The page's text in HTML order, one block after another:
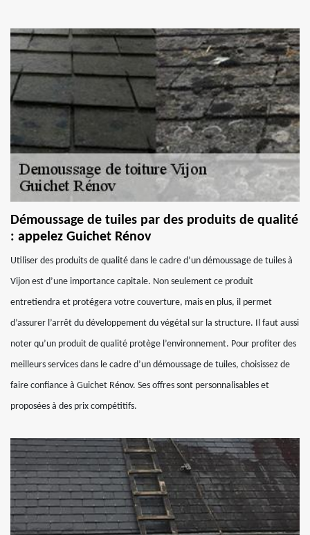
Démoussage de tuiles par des produits de qualité
: appelez Guichet Rénov
Utiliser des produits de qualité dans le cadre d’un démoussage de tuiles à
Vijon est d’une importance capitale. Non seulement ce produit
entretiendra et protégera votre couverture, mais en plus, il permet
d’assurer l’arrêt du développement du végétal sur la structure. Il faut aussi
noter qu’un produit de qualité protège l’environnement. Pour profiter des
meilleurs services dans le cadre d’un démoussage de tuiles, choisissez de
faire confiance à Guichet Rénov. Ses offres sont personnalisables et
proposées à des prix compétitifs.